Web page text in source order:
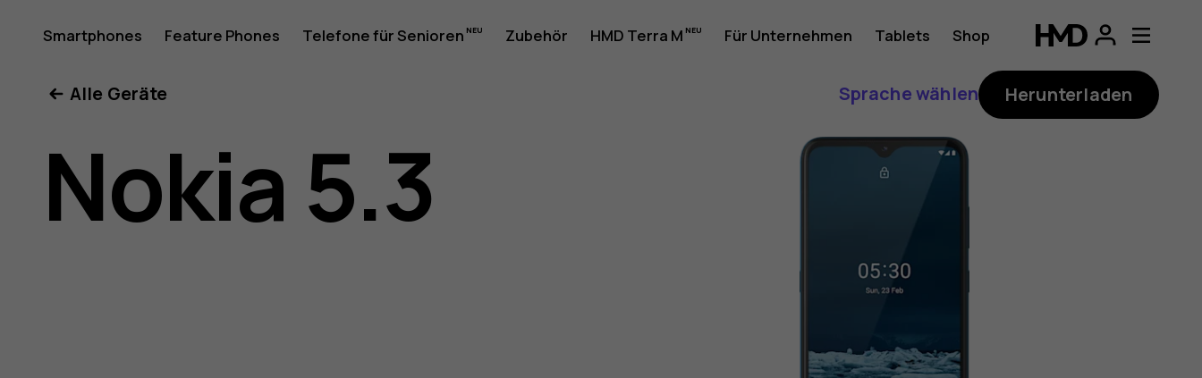
Nokia
5.3
Bedienungsanleitung
Smartphones Feature Phones Telefone für Senioren Zubehör HMD Terra M Für Unternehmen Tablets Shop
Alle Geräte
Sprache wählen Herunterladen
Nokia 5.3